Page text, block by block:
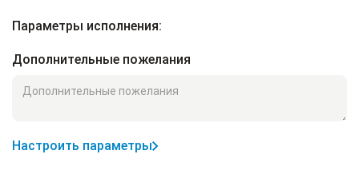
Параметры исполнения:
Дополнительные пожелания
Настроить параметры